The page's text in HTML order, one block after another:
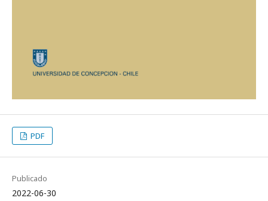
PDF
Publicado
2022-06-30